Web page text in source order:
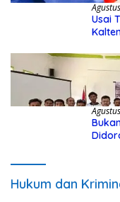
Usai
Hukum dan